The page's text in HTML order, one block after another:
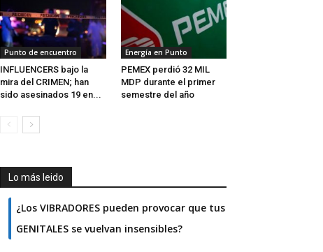
Punto de encuentro
INFLUENCERS bajo la
mira del CRIMEN; han
sido asesinados 19 en...
Energía en Punto
PEMEX perdió 32 MIL
MDP durante el primer
semestre del año
Lo más leido
¿Los VIBRADORES pueden provocar que tus
GENITALES se vuelvan insensibles?